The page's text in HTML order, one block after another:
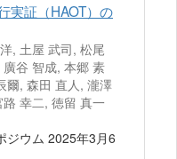
実証（HAOT）の
, 土屋 武司, 松尾
谷 智成, 本郷 素
爾, 森田 直人, 瀧澤
幸二, 徳留 真一
ジウム 2025年3月6